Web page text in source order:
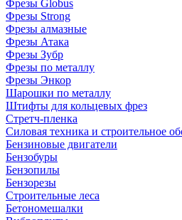
Фрезы Globus
Фрезы Strong
Фрезы алмазные
Фрезы Атака
Фрезы Зубр
Фрезы по металлу
Фрезы Энкор
Шарошки по металлу
Штифты для кольцевых фрез
Стретч-пленка
Силовая техника и строительное
Бензиновые двигатели
Бензобуры
Бензопилы
Бензорезы
Строительные леса
Бетономешалки